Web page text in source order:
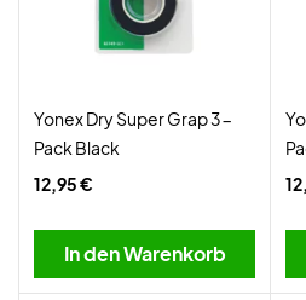
Yonex Dry Super Grap 3-
Pack Black
12,95 €
In den Warenkorb